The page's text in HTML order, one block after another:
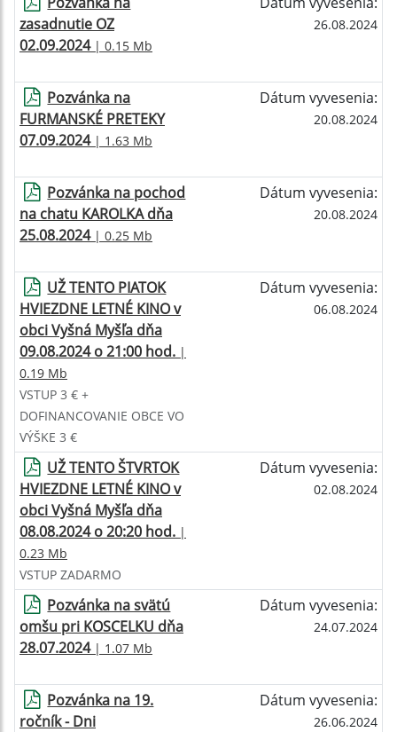
zasadnutie OZ
02.09.2024| 0.15 Mb
26.08.2024
Pozvánka na
FURMANSKÉ PRETEKY
07.09.2024| 1.63 Mb
Dátum vyvesenia:
20.08.2024
Pozvánka na pochod
na chatu KAROLKA dňa
25.08.2024| 0.25 Mb
Dátum vyvesenia:
20.08.2024
UŽ TENTO PIATOK
HVIEZDNE LETNÉ KINO v
obci Vyšná Myšľa dňa
09.08.2024 o 21:00 hod. |
0.19 Mb
Dátum vyvesenia:
06.08.2024
VSTUP 3 € +
DOFINANCOVANIE OBCE VO
VÝŠKE 3 €
UŽ TENTO ŠTVRTOK
HVIEZDNE LETNÉ KINO v
obci Vyšná Myšľa dňa
08.08.2024 o 20:20 hod. |
0.23 Mb
Dátum vyvesenia:
02.08.2024
VSTUP ZADARMO
Pozvánka na svätú
omšu pri KOSCELKU dňa
28.07.2024| 1.07 Mb
Dátum vyvesenia:
24.07.2024
Pozvánka na 19.
ročník - Dni
Dátum vyvesenia:
26.06.2024